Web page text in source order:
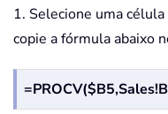
1. Selecione uma
copie a fórmula abaixo